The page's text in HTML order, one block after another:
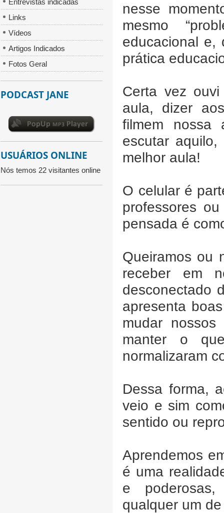
nesse
mesmo
educacional e,
prática
Certa vez
aula, dizer
filmem nossa
escutar
melhor aula!
O celular é
professores
pensada é
Queiramos ou
receber em
desconectado
apresenta
mudar nossos
manter o
normalizaram
Dessa forma,
veio e sim
sentido ou
Aprendemos
é uma
e poderosas,
qualquer um
Entrevistas indicadas
Links
Vídeos
Artigos Indicados
Fotos Geral
PODCAST JANE
USUÁRIOS ONLINE
Nós temos 22 visitantes online